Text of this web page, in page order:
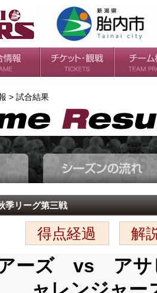
流れ チケット
会場・アクセス
ルールガイド
> 試合結果
季リーグ第三戦
得点経過 解
ーズ vs アサ